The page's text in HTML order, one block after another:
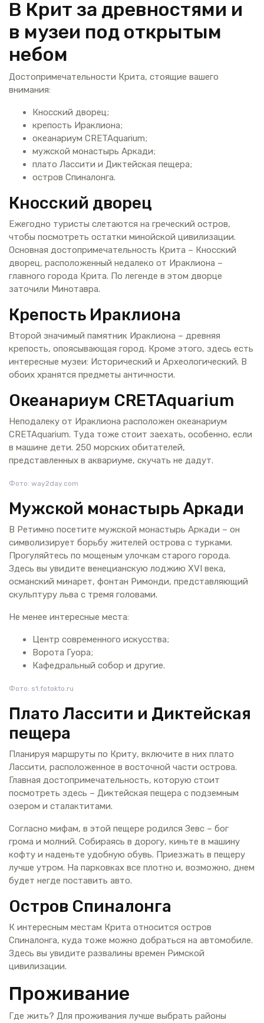
В Крит за древностями и
в музеи под открытым
небом
Достопримечательности Крита, стоящие вашего
внимания:
Кносский дворец;
крепость Ираклиона;
океанариум CRETAquarium;
мужской монастырь Аркади;
плато Лассити и Диктейская пещера;
остров Спиналонга.
Кносский дворец
Ежегодно туристы слетаются на греческий остров,
чтобы посмотреть остатки минойской цивилизации.
Основная достопримечательность Крита – Кносский
дворец, расположенный недалеко от Ираклиона –
главного города Крита. По легенде в этом дворце
заточили Минотавра.
Крепость Ираклиона
Второй значимый памятник Ираклиона – древняя
крепость, опоясывающая город. Кроме этого, здесь есть
интересные музеи: Исторический и Археологический. В
обоих хранятся предметы античности.
Океанариум CRETAquarium
Неподалеку от Ираклиона расположен океанариум
CRETAquarium. Туда тоже стоит заехать, особенно, если
в машине дети. 250 морских обитателей,
представленных в аквариуме, скучать не дадут.
Фото: way2day.com
Мужской монастырь Аркади
В Ретимно посетите мужской монастырь Аркади – он
символизирует борьбу жителей острова с турками.
Прогуляйтесь по мощеным улочкам старого города.
Здесь вы увидите венецианскую лоджию XVI века,
османский минарет, фонтан Римонди, представляющий
скульптуру льва с тремя головами.
Не менее интересные места:
Центр современного искусства;
Ворота Гуора;
Кафедральный собор и другие.
Фото: s1.fotokto.ru
Плато Лассити и Диктейская
пещера
Планируя маршруты по Криту, включите в них плато
Лассити, расположенное в восточной части острова.
Главная достопримечательность, которую стоит
посмотреть здесь – Диктейская пещера с подземным
озером и сталактитами.
Согласно мифам, в этой пещере родился Зевс – бог
грома и молний. Собираясь в дорогу, киньте в машину
кофту и наденьте удобную обувь. Приезжать в пещеру
лучше утром. На парковках все плотно и, возможно, днем
будет негде поставить авто.
Остров Спиналонга
К интересным местам Крита относится остров
Спиналонга, куда тоже можно добраться на автомобиле.
Здесь вы увидите развалины времен Римской
цивилизации.
Проживание
Где жить? Для проживания лучше выбрать районы